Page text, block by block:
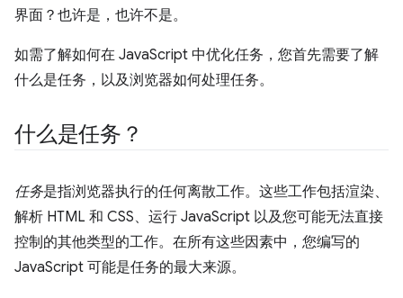
界面？ 也许是，也许不是。
如需了解如何在 JavaScript 中优化任务，您首先需要了解
什么是任务，以及浏览器如何处理任务。
什么是任务？
任务是指浏览器执行的任何离散工作。这些工作包括渲染、
解析 HTML 和 CSS、运行 JavaScript 以及您可能无法直接
控制的其他类型的工作。在所有这些因素中，您编写的
JavaScript 可能是任务的最大来源。